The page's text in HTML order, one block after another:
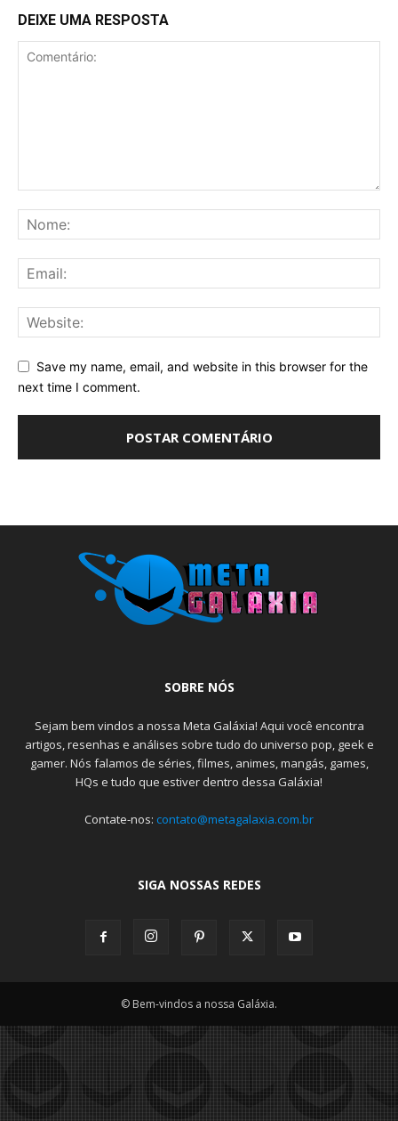
DEIXE UMA RESPOSTA
Save my name, email, and website in this browser for the
next time I comment.
SOBRE NÓS
Sejam bem vindos a nossa Meta Galáxia! Aqui você encontra
artigos, resenhas e análises sobre tudo do universo pop, geek e
gamer. Nós falamos de séries, filmes, animes, mangás, games,
HQs e tudo que estiver dentro dessa Galáxia!
Contate-nos: contato@metagalaxia.com.br
SIGA NOSSAS REDES
© Bem-vindos a nossa Galáxia.